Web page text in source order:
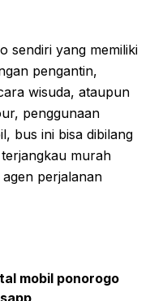
sendiri yang memiliki
pengantin,
wisuda, ataupun
penggunaan
bus ini bisa dibilang
murah
perjalanan
mobil ponorogo